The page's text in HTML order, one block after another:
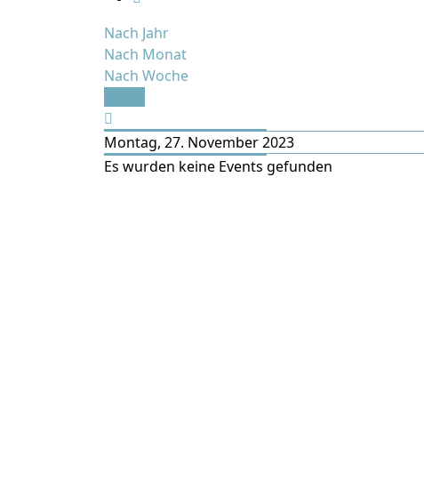
Nach Jahr
Nach Monat
Nach Woche
Montag, 27. November 2023
Es wurden keine Events gefunden